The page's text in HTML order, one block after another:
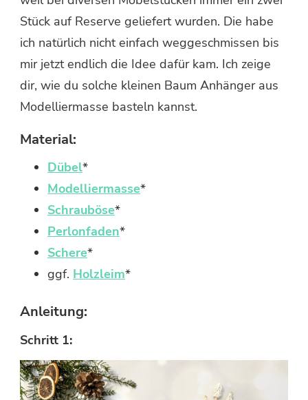
Stück auf Reserve geliefert wurden. Die habe
ich natürlich nicht einfach weggeschmissen bis
mir jetzt endlich die Idee dafür kam. Ich zeige
dir, wie du solche kleinen Baum Anhänger aus
Modelliermasse basteln kannst.
Material:
Dübel*
Modelliermasse*
Schrauböse*
Perlonfaden*
Schere*
ggf. Holzleim*
Anleitung:
Schritt 1: